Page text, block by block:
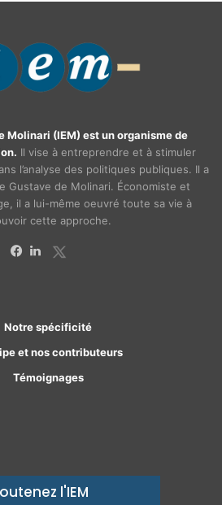
Molinari (IEM) est un organisme de
Il vise à entreprendre et à stimuler
l’analyse des politiques publiques. Il a
Gustave de Molinari. Économiste et
il a lui-même oeuvré toute sa vie à
cette approche.
Notre spécificité
et nos contributeurs
Témoignages
l'IEM